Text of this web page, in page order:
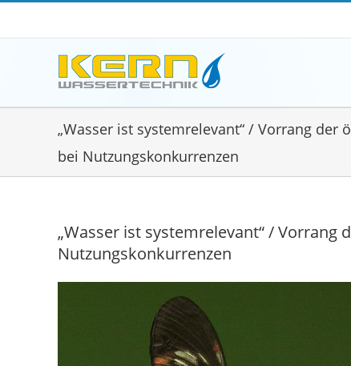
„Wasser ist systemrelevant“ / Vorrang der
bei Nutzungskonkurrenzen
„Wasser ist systemrelevant“ /
Nutzungskonkurrenzen